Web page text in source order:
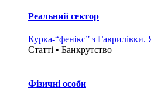
Реальний сектор
Курка-“фенікс” з
Статті • Банкрутство
Фізичні особи